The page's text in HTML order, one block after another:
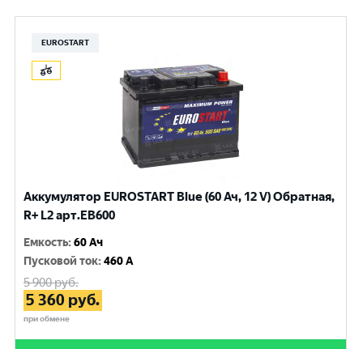
EUROSTART
Аккумулятор EUROSTART Blue (60 Ач, 12 V) Обратная,
R+ L2 арт.EB600
Емкость:60 Ач
Пусковой ток:460 A
5 900руб.
5 360 руб.
при обмене